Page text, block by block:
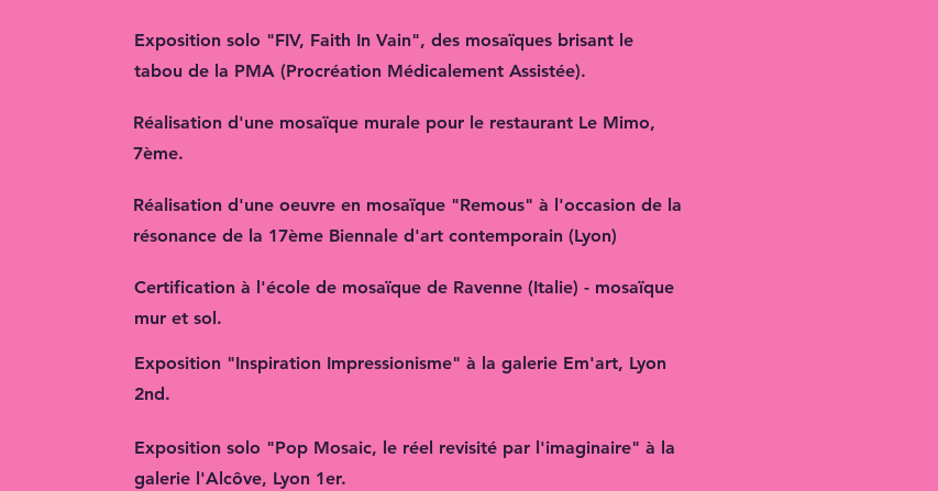
Exposition solo "FIV, Faith In Vain", des mosaïques brisant le
tabou de la PMA (Procréation Médicalement Assistée).
Réalisation d'une oeuvre en mosaïque "Remous" à l'occasion de la
résonance de la 17ème Biennale d'art contemporain (Lyon)
Certification à l'école de mosaïque de Ravenne (Italie) - mosaïque
mur et sol.
Réalisation d'une mosaïque murale pour le restaurant Le Mimo,
7ème.
Exposition "Inspiration Impressionisme" à la galerie Em'art, Lyon
2nd.
Exposition solo "Pop Mosaic, le réel revisité par l'imaginaire" à la
galerie l'Alcôve, Lyon 1er.